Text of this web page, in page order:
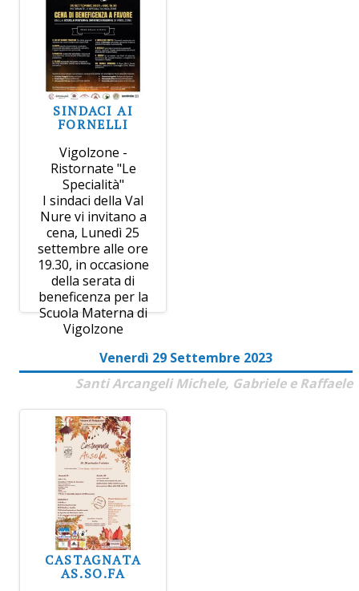
SINDACI AI
FORNELLI
Vigolzone -
Ristornate "Le
Specialità"
I sindaci della Val
Nure vi invitano a
cena, Lunedì 25
settembre alle ore
19.30, in occasione
della serata di
beneficenza per la
Scuola Materna di
Vigolzone
Venerdì 29 Settembre 2023
Santi Arcangeli Michele, Gabriele e Raffaele
CASTAGNATA
AS.SO.FA